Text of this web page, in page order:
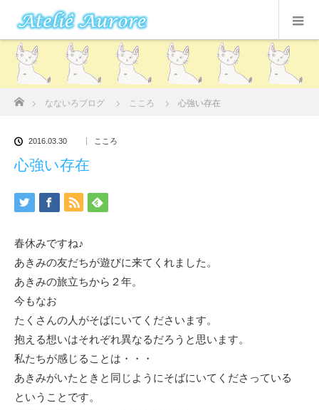
ホーム
なないろブログ こころ 心強い存在
2016.03.30 こころ
心強い存在
春休みですね♪
あきみの友だちが遊びに来てくれました。
あきみの旅立ちから２年。
今もなお
たくさんの人がそばにいてくださいます。
抱える想いはそれぞれ異なるだろうと思います。
私たちが感じることは・・・
あきみがいたときと同じようにそばにいてくださっている
ということです。